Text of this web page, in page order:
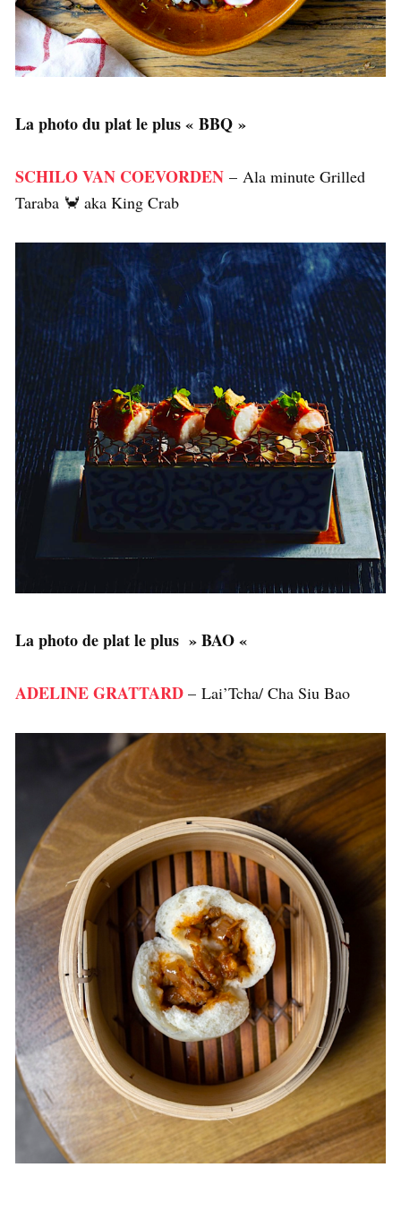
La photo du plat le plus « BBQ »
SCHILO VAN COEVORDEN – Ala minute Grilled
Taraba 🦀 aka King Crab
La photo de plat le plus » BAO «
ADELINE GRATTARD – Lai’Tcha/ Cha Siu Bao